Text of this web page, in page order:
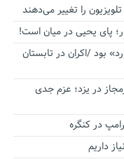
را تغییر می‌دهند
پای یحیی در میان است!
بود /اکران در تابستان
در یزد؛ عزم جدی
در کنگره
داریم